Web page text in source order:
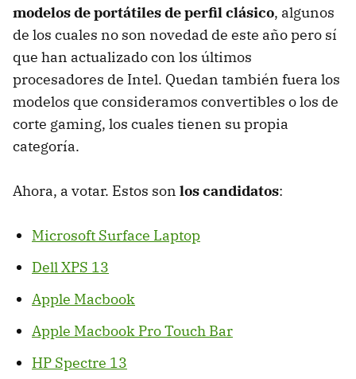
modelos de portátiles de perfil clásico, algunos
de los cuales no son novedad de este año pero sí
que han actualizado con los últimos
procesadores de Intel. Quedan también fuera los
modelos que consideramos convertibles o los de
corte gaming, los cuales tienen su propia
categoría.
Ahora, a votar. Estos son los candidatos:
Microsoft Surface Laptop
Dell XPS 13
Apple Macbook
Apple Macbook Pro Touch Bar
HP Spectre 13